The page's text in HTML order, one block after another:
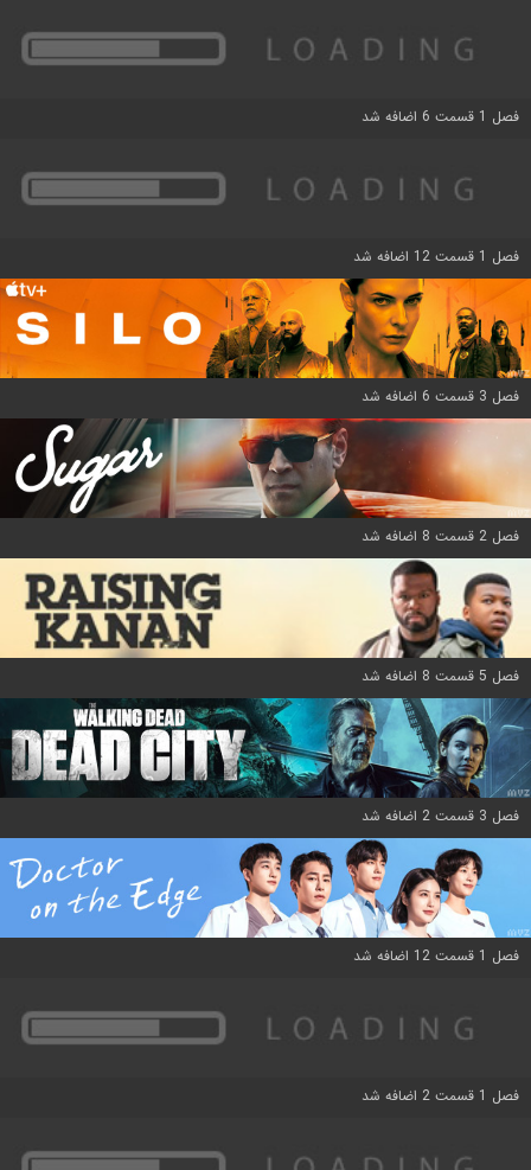
فصل 1 قسمت 6 اضافه شد
فصل 1 قسمت 12 اضافه شد
فصل 3 قسمت 6 اضافه شد
فصل 2 قسمت 8 اضافه شد
فصل 5 قسمت 8 اضافه شد
فصل 3 قسمت 2 اضافه شد
فصل 1 قسمت 12 اضافه شد
فصل 1 قسمت 2 اضافه شد